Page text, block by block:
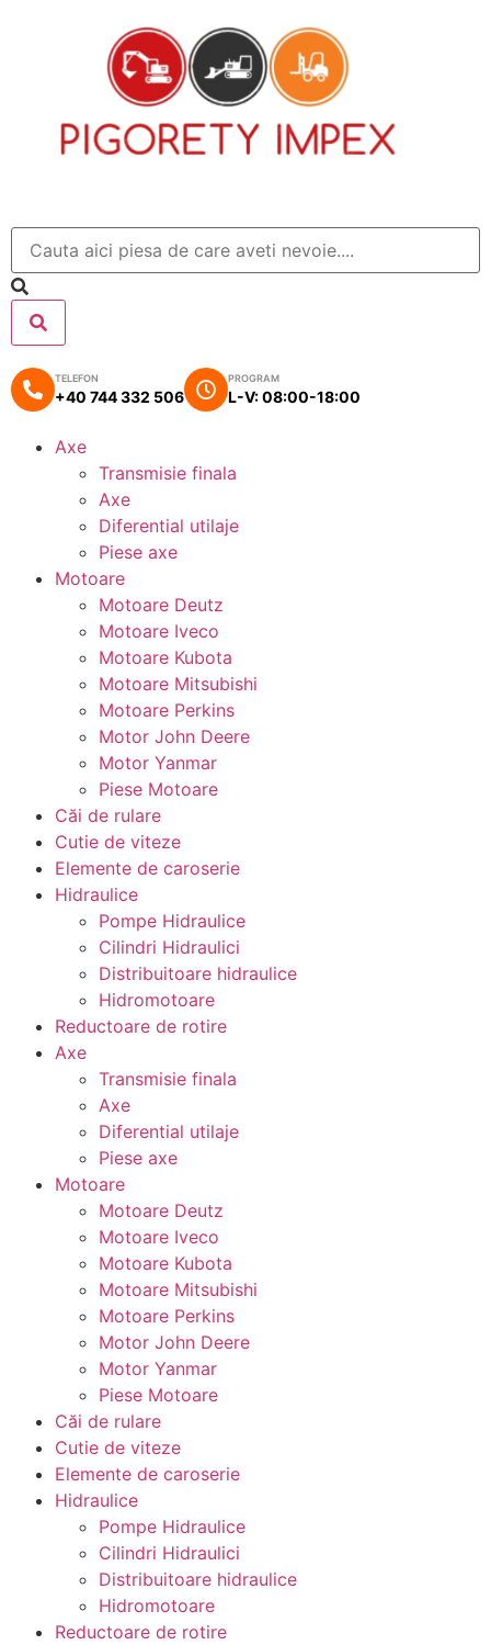
TELEFON
+40 744 332 506
PROGRAM
L-V: 08:00-18:00
Axe
Transmisie finala
Axe
Diferential utilaje
Piese axe
Motoare
Motoare Deutz
Motoare Iveco
Motoare Kubota
Motoare Mitsubishi
Motoare Perkins
Motor John Deere
Motor Yanmar
Piese Motoare
Căi de rulare
Cutie de viteze
Elemente de caroserie
Hidraulice
Pompe Hidraulice
Cilindri Hidraulici
Distribuitoare hidraulice
Hidromotoare
Reductoare de rotire
Axe
Transmisie finala
Axe
Diferential utilaje
Piese axe
Motoare
Motoare Deutz
Motoare Iveco
Motoare Kubota
Motoare Mitsubishi
Motoare Perkins
Motor John Deere
Motor Yanmar
Piese Motoare
Căi de rulare
Cutie de viteze
Elemente de caroserie
Hidraulice
Pompe Hidraulice
Cilindri Hidraulici
Distribuitoare hidraulice
Hidromotoare
Reductoare de rotire